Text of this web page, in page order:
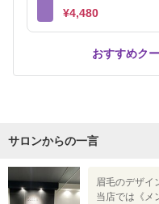
¥4,480
おすすめク
サロンからの一言
眉毛のデザイ
当店では《メ